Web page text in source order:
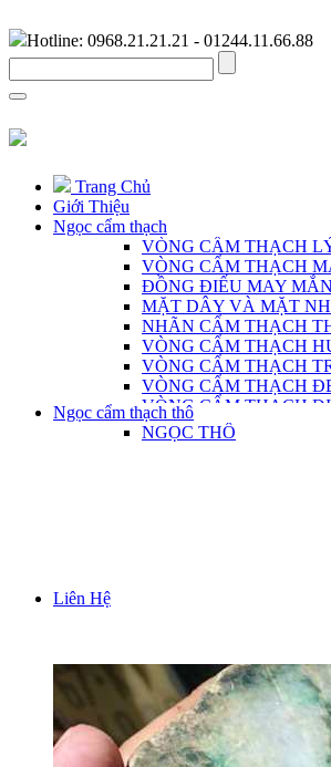
Hotline: 0968.21.21.21 - 01244.11.66.88
Trang Chủ
Giới Thiệu
Ngọc cẩm thạch
VÒNG CẨM THẠCH
VÒNG CẨM THẠCH
ĐỒNG ĐIẾU MAY MẮN
MẶT DÂY VÀ MẶT
NHÃN CẨM THẠCH
VÒNG CẨM THẠCH
VÒNG CẨM THẠCH
VÒNG CẨM THẠCH
VÒNG CẨM THẠCH
VÒNG CẨM THẠCH
CHUỖI CẨM THẠCH
Ngọc cẩm thạch thô
NGỌC THÔ
Liên Hệ